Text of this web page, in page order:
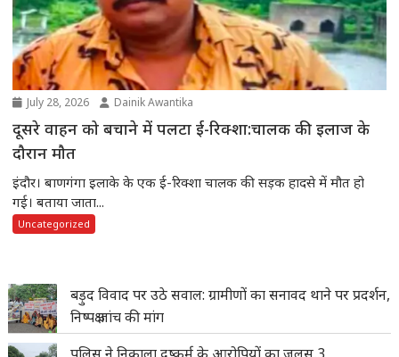
July 28, 2026 Dainik Awantika
दूसरे वाहन को बचाने में पलटा ई-रिक्शा:चालक की इलाज के
दौरान मौत
इंदौर। बाणगंगा इलाके के एक ई-रिक्शा चालक की सड़क हादसे में मौत हो
गई। बताया जाता...
Uncategorized
बड़ुद विवाद पर उठे सवाल: ग्रामीणों का सनावद थाने पर प्रदर्शन,
निष्पक्ष जांच की मांग
पुलिस ने निकाला दुष्कर्म के आरोपियों का जुलूस,3